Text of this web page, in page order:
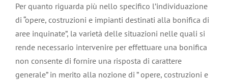
Per quanto riguarda più nello specifico l’individuazione
di “opere, costruzioni e impianti destinati alla bonifica di
aree inquinate”, la varietà delle situazioni nelle quali si
rende necessario intervenire per effettuare una bonifica
non consente di fornire una risposta di carattere
generale” in merito alla nozione di ” opere, costruzioni e